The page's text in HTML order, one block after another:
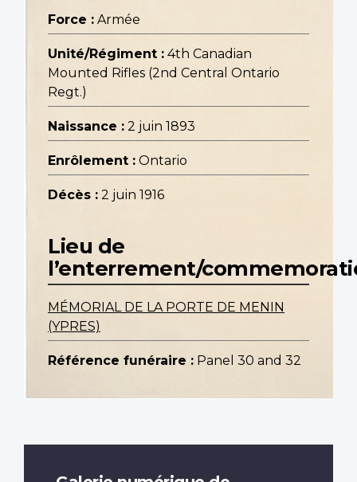
Force : Armée
Unité/Régiment : 4th Canadian
Mounted Rifles (2nd Central Ontario
Regt.)
Naissance : 2 juin 1893
Enrôlement : Ontario
Décès : 2 juin 1916
Lieu de
l’enterrement/
MÉMORIAL DE LA PORTE DE MENIN
(YPRES)
Référence funéraire : Panel 30 and 32